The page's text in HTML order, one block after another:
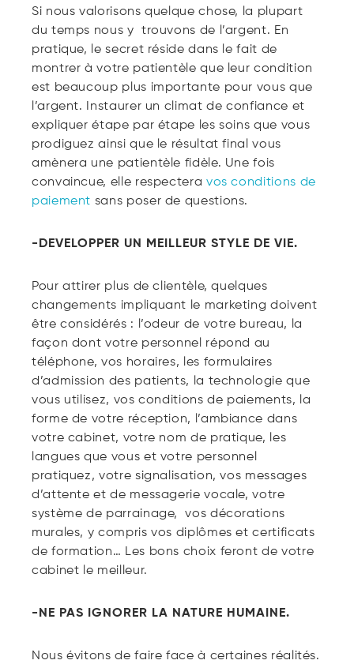
Si nous valorisons quelque chose, la plupart
du temps nous y trouvons de l’argent. En
pratique, le secret réside dans le fait de
montrer à votre patientèle que leur condition
est beaucoup plus importante pour vous que
l’argent. Instaurer un climat de confiance et
expliquer étape par étape les soins que vous
prodiguez ainsi que le résultat final vous
amènera une patientèle fidèle. Une fois
convaincue, elle respectera vos conditions de
paiement sans poser de questions.
-DEVELOPPER UN MEILLEUR STYLE DE VIE.
Pour attirer plus de clientèle, quelques
changements impliquant le marketing doivent
être considérés : l’odeur de votre bureau, la
façon dont votre personnel répond au
téléphone, vos horaires, les formulaires
d’admission des patients, la technologie que
vous utilisez, vos conditions de paiements, la
forme de votre réception, l’ambiance dans
votre cabinet, votre nom de pratique, les
langues que vous et votre personnel
pratiquez, votre signalisation, vos messages
d’attente et de messagerie vocale, votre
système de parrainage, vos décorations
murales, y compris vos diplômes et certificats
de formation… Les bons choix feront de votre
cabinet le meilleur.
-NE PAS IGNORER LA NATURE HUMAINE.
Nous évitons de faire face à certaines réalités.